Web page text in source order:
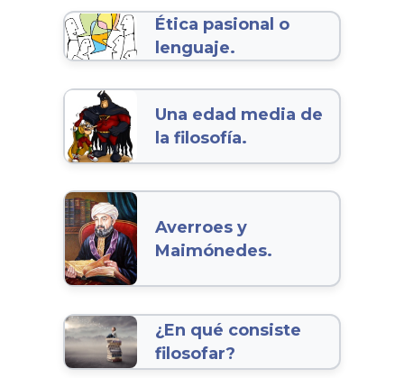
Ética pasional o
lenguaje.
Una edad media de
la filosofía.
Averroes y
Maimónedes.
¿En qué consiste
filosofar?